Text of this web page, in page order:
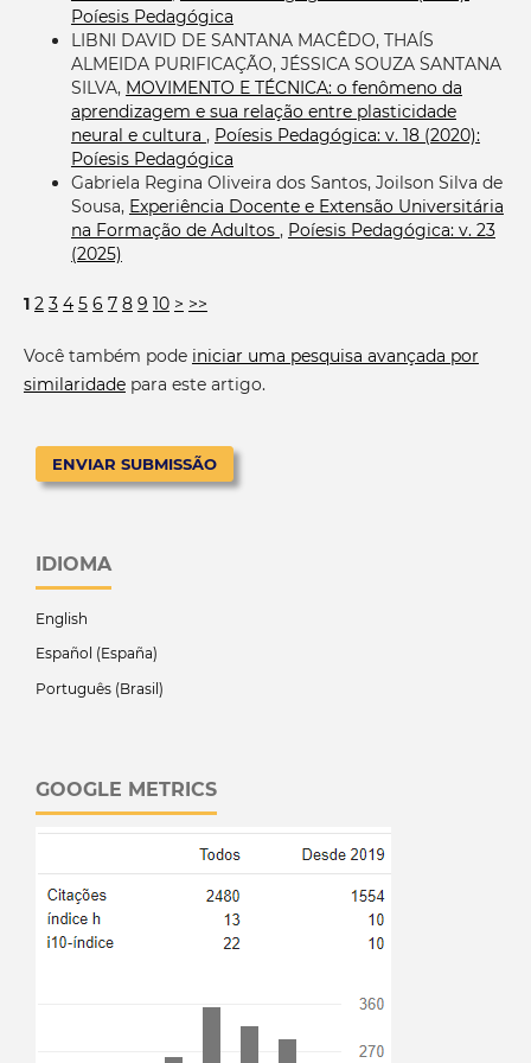
Poíesis Pedagógica
LIBNI DAVID DE SANTANA MACÊDO, THAÍS
ALMEIDA PURIFICAÇÃO, JÉSSICA SOUZA SANTANA
SILVA, MOVIMENTO E TÉCNICA: o fenômeno da
aprendizagem e sua relação entre plasticidade
neural e cultura , Poíesis Pedagógica: v. 18 (2020):
Poíesis Pedagógica
Gabriela Regina Oliveira dos Santos, Joilson Silva de
Sousa, Experiência Docente e Extensão Universitária
na Formação de Adultos , Poíesis Pedagógica: v. 23
(2025)
1 2 3 4 5 6 7 8 9 10 > >>
Você também pode iniciar uma pesquisa avançada por
similaridadepara este artigo.
ENVIAR SUBMISSÃO
IDIOMA
English
Español (España)
Português (Brasil)
GOOGLE METRICS